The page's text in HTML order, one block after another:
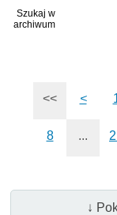
Szukaj w
archiwum
<< <
8 ...
↓